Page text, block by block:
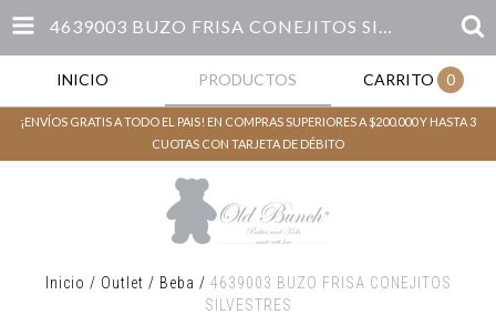
4639003 BUZO FRISA CONEJITOS SILVESTRES
INICIO PRODUCTOS CARRITO 0
¡ENVÍOS GRATIS A TODO EL PAIS! EN COMPRAS SUPERIORES A $200.000 Y HASTA 3
CUOTAS CON TARJETA DE DÉBITO
Inicio / Outlet / Beba / 4639003 BUZO FRISA CONEJITOS
SILVESTRES